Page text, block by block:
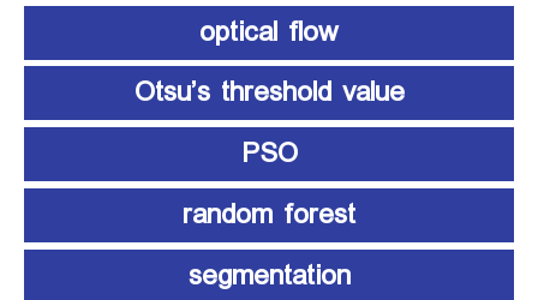
optical flow
Otsu’s threshold value
PSO
random forest
segmentation